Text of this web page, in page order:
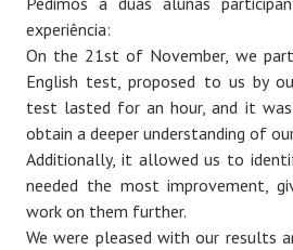
experiência:
On the 21st of November, we
English test, proposed to us by
test lasted for an hour, and it
obtain a deeper understanding of
Additionally, it allowed us to
needed the most improvement,
work on them further.
We were pleased with our results